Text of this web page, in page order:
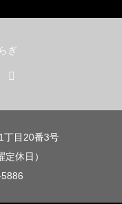
丁目20番3号
休日）